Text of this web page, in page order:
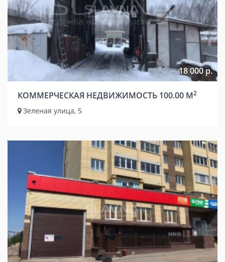
18 000 р.
КОММЕРЧЕСКАЯ НЕДВИЖИМОСТЬ 100.00 М2
Зеленая улица, 5